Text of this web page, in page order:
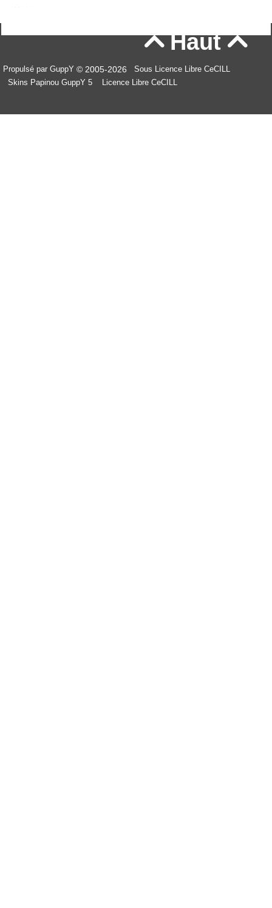
Haut
Propulsé par GuppY © 2005-2026
Sous Licence Libre CeCILL
Skins Papinou GuppY 5
Licence Libre CeCILL